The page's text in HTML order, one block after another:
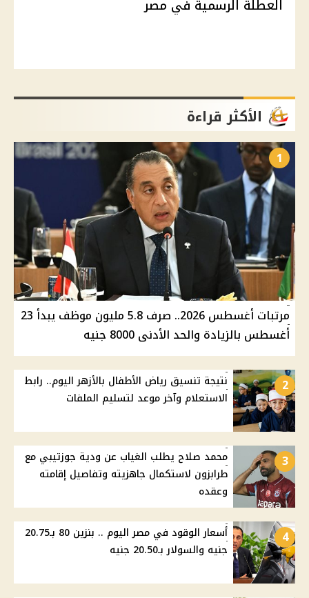
العطلة الرسمية في مصر
الأكثر قراءة
1
مرتبات أغسطس 2026.. صرف 5.8 مليون موظف يبدأ 23
أغسطس بالزيادة والحد الأدنى 8000 جنيه
2
نتيجة تنسيق رياض الأطفال بالأزهر اليوم.. رابط
الاستعلام وآخر موعد لتسليم الملفات
3
محمد صلاح يطلب الغياب عن ودية جوزتيبي مع
طرابزون لاستكمال جاهزيته وتفاصيل إقامته
وعقده
4
أسعار الوقود في مصر اليوم .. بنزين 80 بـ20.75
جنيه والسولار بـ20.50 جنيه